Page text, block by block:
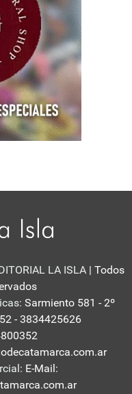
LA ISLA | Todos
Sarmiento 581 - 2º
- 3834425626
E-Mail: